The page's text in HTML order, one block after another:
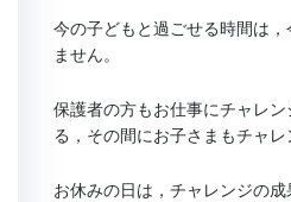
今の子どもと過ごせる時間は，
ません。
保護者の方もお仕事にチャレ
る，その間にお子さまもチャレ
お休みの日は，チャレンジの